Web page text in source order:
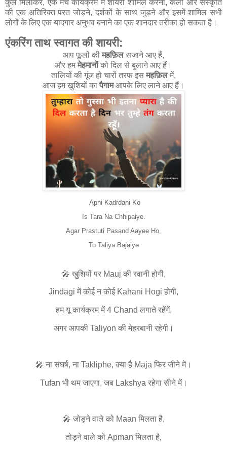
कुल मिलाकर, एक मंच कार्यक्रम में शायरी शामिल करना, कला और संस्कृति
की एक अतिरिक्त परत जोड़ने, दर्शकों के साथ जुड़ने और इसमें शामिल सभी
लोगों के लिए एक यादगार अनुभव बनाने का एक शानदार तरीका हो सकता है।
एंकरिंग ताथ स्वागत की शायरी:
आप फूलों कीमहफ़िलसजाने आए हैं,
और हममेहमानोंको दिल से बुलाने आए हैं।
तालियों की गूंज हो चारों तरफ इसमहफ़िलमें,
आज हम खुशियों कापैगामआपके लिए लाने आए हैं।
Apni Kadrdani Ko
Is Tara Na Chhipaiye.
Agar Prastuti Pasand Aayee Ho,
To Taliya Bajaiye
🎤 खुशियों पर Mauj की रवानी होगी,
Jindagi में कोई न कोई Kahani Hogi होगी,
हम यू कार्यक्रम में 4 Chand लगाते रहेंगें,
अगर आपकी Taliyon की मेहरबानी रहेगी।
🎤 ना संघर्ष, ना Takliphe, क्या है Maja फिर जीने में।
Tufan भी थम जाएगा, जब Lakshya रहेगा सीने में।
🎤 जोड़ने वाले को Maan मिलता है,
तोड़ने वाले को Apman मिलता है,